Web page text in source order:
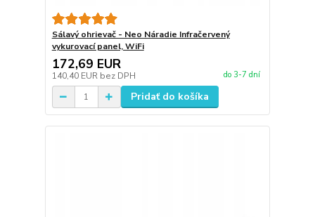
Sálavý ohrievač - Neo Náradie Infračervený
vykurovací panel, WiFi
172,69 EUR
140,40 EUR bez DPH do 3-7 dní
Pridať do košíka